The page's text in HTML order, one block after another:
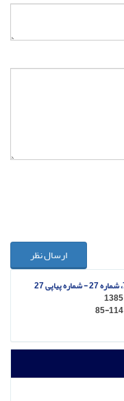
ارسال نظر
85-114